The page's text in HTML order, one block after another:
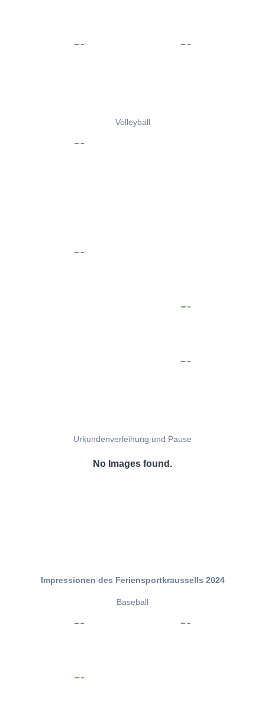
Volleyball
Urkundenverleihung und Pause
No Images found.
Impressionen des Feriensportkraussells 2024
Baseball